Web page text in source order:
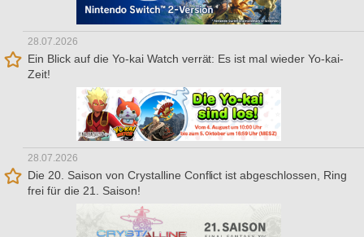
28.07.2026
Ein Blick auf die Yo-kai Watch verrät: Es ist mal wieder Yo-kai-
Zeit!
28.07.2026
Die 20. Saison von Crystalline Conflict ist abgeschlossen, Ring
frei für die 21. Saison!